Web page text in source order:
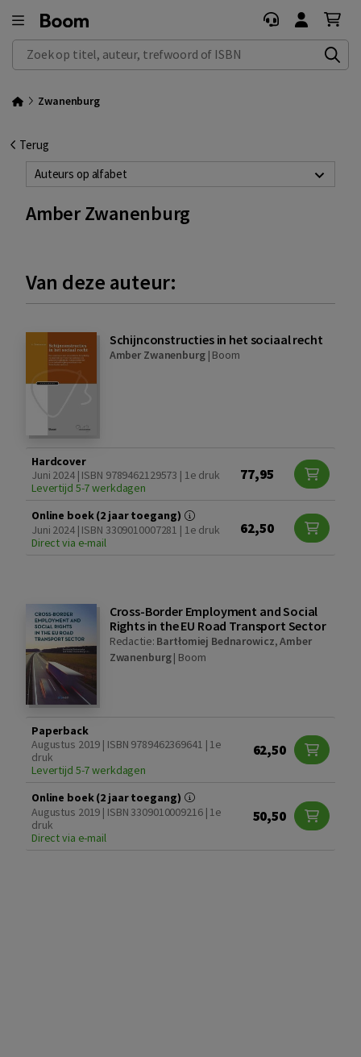
Zoek op titel, auteur, trefwoord of ISBN
Zwanenburg
Terug
Auteurs op alfabet
Amber Zwanenburg
Van deze auteur:
Schijnconstructies in het sociaal recht
Amber Zwanenburg| Boom
Hardcover
Juni 2024 | ISBN 9789462129573 | 1e druk
Levertijd 5-7 werkdagen
77,95
Online boek (2 jaar toegang)
Juni 2024 | ISBN 3309010007281 | 1e druk
Direct via e-mail
62,50
Cross-Border Employment and Social
Rights in the EU Road Transport Sector
Redactie: Bartłomiej Bednarowicz,Amber
Zwanenburg| Boom
Paperback
Augustus 2019 | ISBN 9789462369641 | 1e
druk
Levertijd 5-7 werkdagen
62,50
Online boek (2 jaar toegang)
Augustus 2019 | ISBN 3309010009216 | 1e
druk
Direct via e-mail
50,50